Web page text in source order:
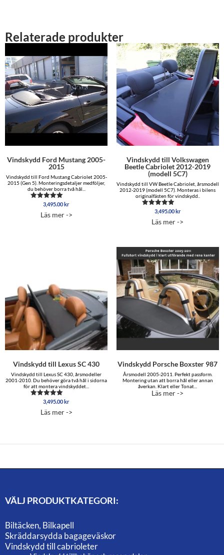
Relaterade produkter
Vindskydd Ford Mustang 2005-
2015
Vindskydd till Ford Mustang Cabriolet 2005-
2015 (Gen 5). Monteringsdetaljer medföljer,
du behöver borra två hål...
Betygsatt
av 5
3,495.00 kr
Läs mer ->
Vindskydd till Volkswagen
Beetle Cabriolet 2012-2019
(modell 5C7)
Vindskydd till VW Beetle Cabriolet, årsmodell
2012-2019 (modell 5C7). Monteras i bilens
originalfästen för vindskydd..
Betygsatt
av 5
3,495.00 kr
Läs mer ->
Vindskydd till Lexus SC 430
Vindskydd till Lexus SC 430, årsmodeller
2001-2010. Du behöver göra två hål i sidorna
för att montera vindskyddet...
Betygsatt
av 5
3,495.00kr
Läs mer ->
Vindskydd Porsche Boxster 987
Årsmodell 2005-2011. Perfekt passform.
Montering utan att borra hål eller annan
åverkan. Klart eller Tonat...
Läs mer ->
VÄLJ PRODUKTKATEGORI:
Biltäcken, Bilkapell
Skräddarsydda bagageväskor
Vindskydd till cabrioleter